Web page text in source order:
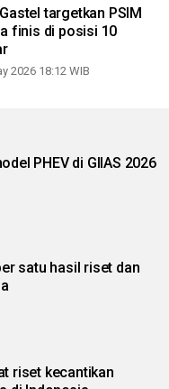
targetkan PSIM
finis di posisi 10
2026 18:12 WIB
PHEV di GIIAS 2026
satu hasil riset dan
riset kecantikan